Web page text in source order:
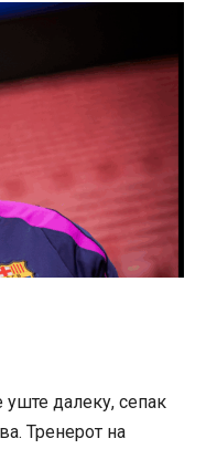
далеку, сепак
Тренерот на